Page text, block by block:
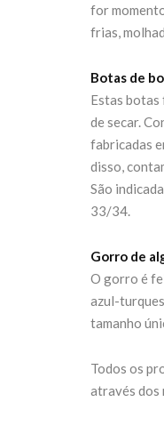
for
frias,
Botas de
Estas botas
de secar.
fabricadas
disso,
São
33/34.
Gorro de
O gorro é
azul-
tamanho
Todos os
através dos